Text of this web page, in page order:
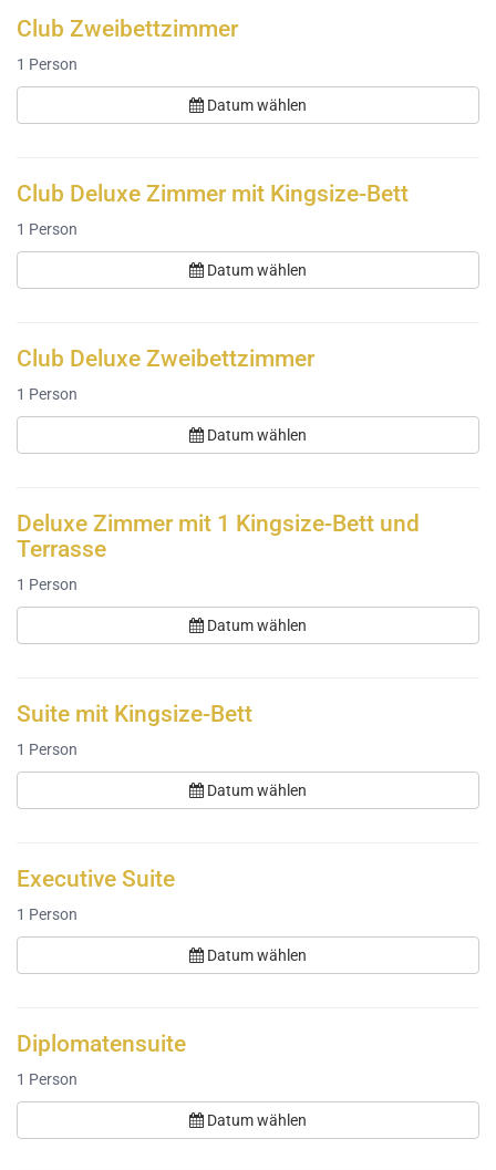
Club Zweibettzimmer
1 Person
Datum wählen
Club Deluxe Zimmer mit Kingsize-Bett
1 Person
Datum wählen
Club Deluxe Zweibettzimmer
1 Person
Datum wählen
Deluxe Zimmer mit 1 Kingsize-Bett und
Terrasse
1 Person
Datum wählen
Suite mit Kingsize-Bett
1 Person
Datum wählen
Executive Suite
1 Person
Datum wählen
Diplomatensuite
1 Person
Datum wählen